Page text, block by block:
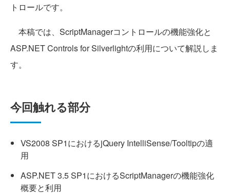
トロールです。
本稿では、ScriptManagerコントロールの機能強化と
ASP.NET Controls for Silverlightの利用について解説しま
す。
今回触れる部分
VS2008 SP1におけるjQuery IntelliSense/Tooltipの適
用
ASP.NET 3.5 SP1におけるScriptManagerの機能強化
概要と利用